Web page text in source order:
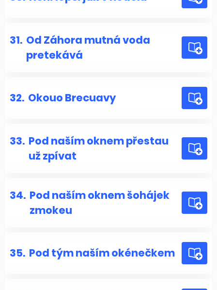
31. Od Záhora mutná voda
pretekává
32. Okouo Brecuavy
33. Pod naším oknem přestau
už zpívat
34. Pod naším oknem šohájek
zmokeu
35. Pod tým naším okénečkem